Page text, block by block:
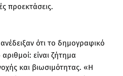
προεκτάσεις.
ανέδειξαν ότι το δημογραφικό
είναι ζήτημα
και βιωσιμότητας. «Η